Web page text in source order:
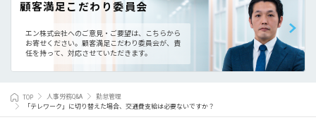
顧客満足こだわり委員会
エン株式会社へのご意見・ご要望は、こちらから
お寄せください。 顧客満足こだわり委員会が、責
任を持って、対応させていただきます。
TOP 人事労務Q&A
勤怠管理
「テレワーク」に切り替えた場合、交通費支給は必要ないですか？